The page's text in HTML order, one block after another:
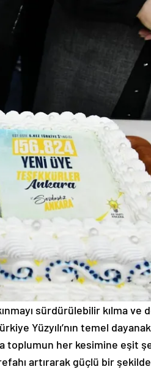
sürdürülebilir kılma ve
Yüzyılı’nın temel
toplumun her kesimine eşit
artırarak güçlü bir